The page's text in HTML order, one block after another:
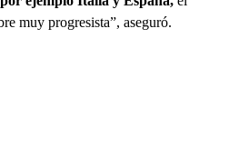
muy progresista”, aseguró.